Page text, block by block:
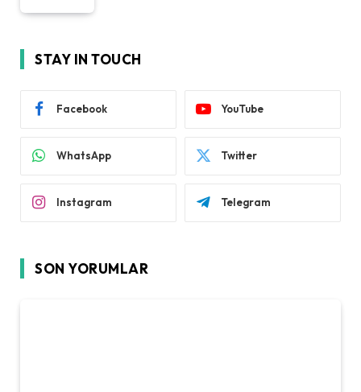
STAY IN TOUCH
Facebook YouTube
WhatsApp Twitter
Instagram Telegram
SON YORUMLAR